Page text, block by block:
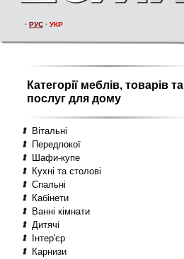
· РУС · УКР
Категорії меблів, товарів та
послуг для дому
Вітальні
Передпокої
Шафи-купе
Кухні та столові
Спальні
Кабінети
Ванні кімнати
Дитячі
Інтер'єр
Карнизи